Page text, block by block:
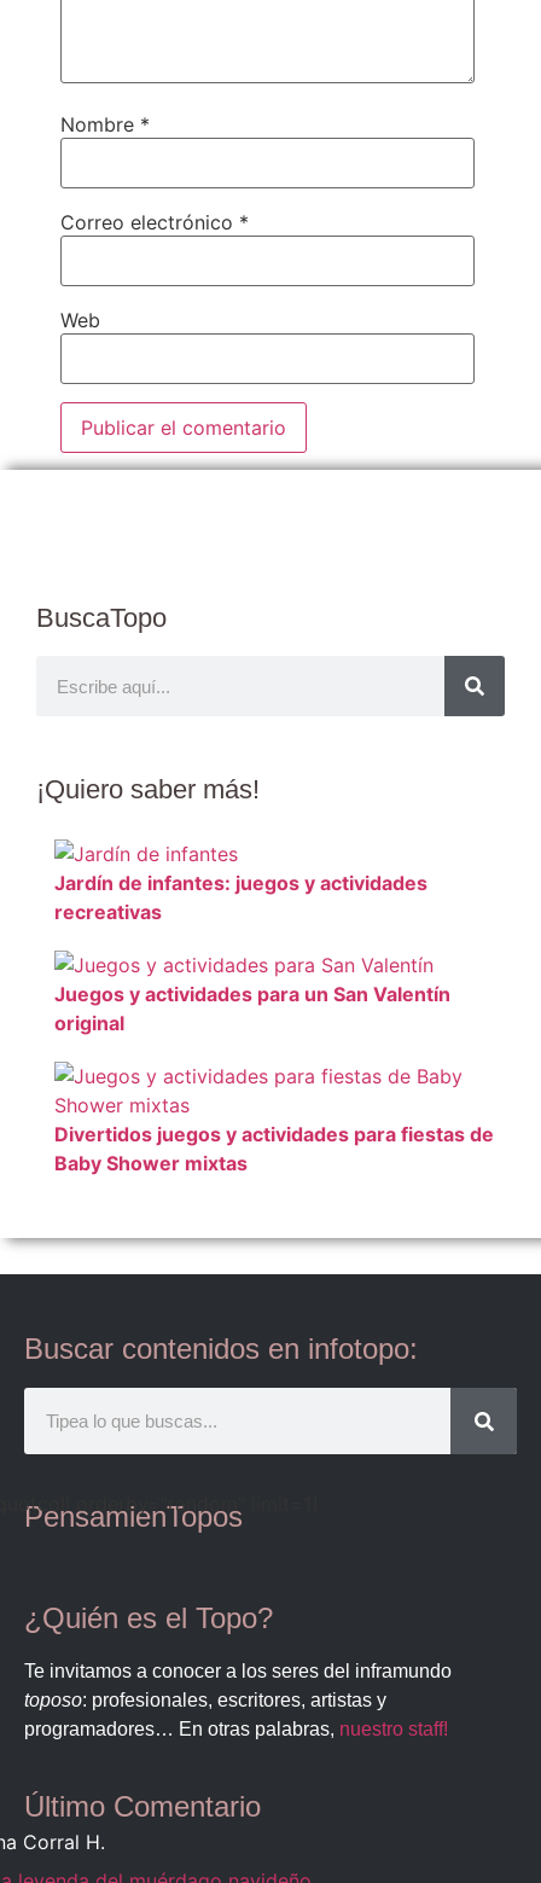
Nombre *
Correo electrónico *
Web
BuscaTopo
¡Quiero saber más!
Jardín de infantes: juegos y actividades
recreativas
Juegos y actividades para un San Valentín
original
Divertidos juegos y actividades para fiestas de
Baby Shower mixtas
Buscar contenidos en infotopo:
PensamienTopos
orderby="random" limit=1]
¿Quién es el Topo?
Te invitamos a conocer a los seres del inframundo
toposo: profesionales, escritores, artistas y
programadores… En otras palabras, nuestro staff!
Último Comentario
Corral H.